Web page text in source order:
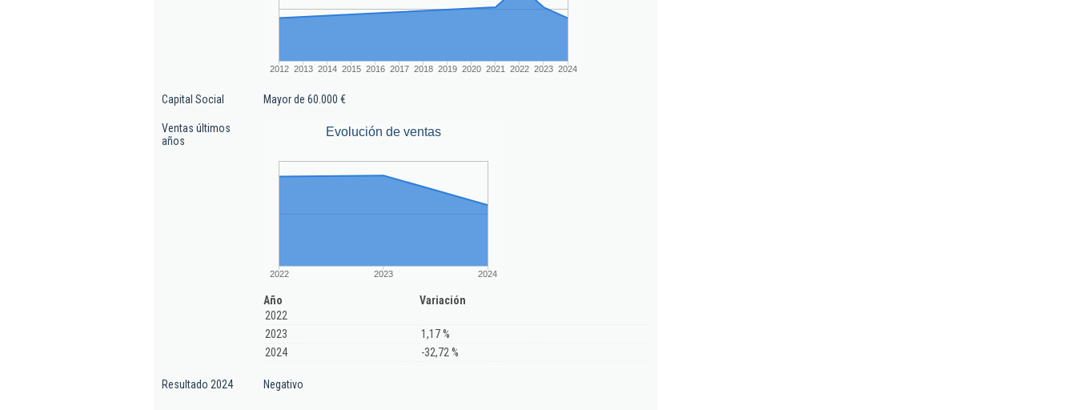
2012 2013 2014 2015 2016 2017 2018 2019 2020 2021 2022 2023 2024
Capital Social Mayor de 60.000 €
Ventas últimos
años
Evolución de ventas
2022 2023 2024
Año
Variación
2022
2023
1,17 %
2024
-32,72 %
Resultado 2024 Negativo